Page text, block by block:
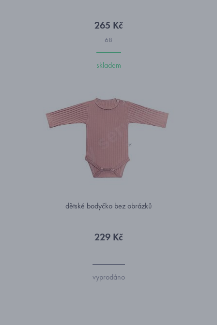
265 Kč
68
skladem
dětské bodyčko bez obrázků
229 Kč
vyprodáno